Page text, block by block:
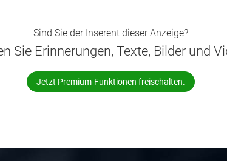
Sind Sie der Inserent dieser Anzeige?
Sie Erinnerungen, Texte, Bilder und
Jetzt Premium-Funktionen freischalten.